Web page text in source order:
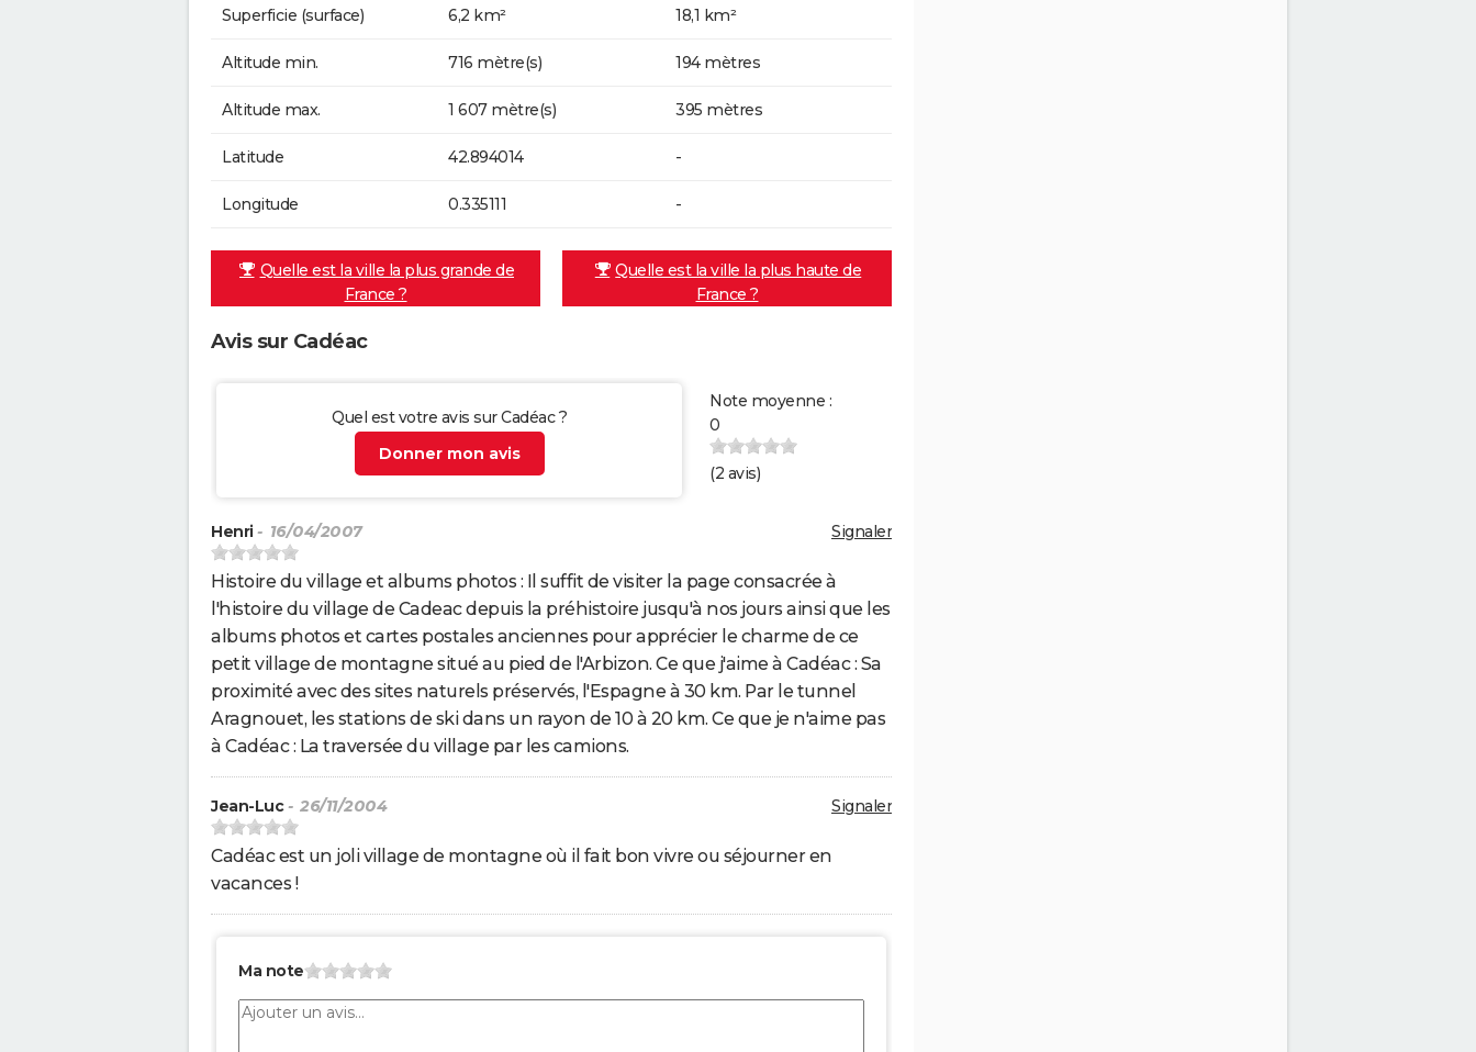
Superficie (surface) 6,2 km² 18,1 km²
Altitude min. 716 mètre(s) 194 mètres
Altitude max. 1 607 mètre(s) 395 mètres
Latitude 42.894014 -
Longitude 0.335111 -
Quelle est la ville la plus grande de
France ?
Quelle est la ville la plus haute de
France ?
Avis sur Cadéac
Quel est votre avis sur Cadéac ?
Donner mon avis
Note moyenne :
0
(2 avis)
Signaler
Henri - 16/04/2007
Histoire du village et albums photos : Il suffit de visiter la page consacrée à
l'histoire du village de Cadeac depuis la préhistoire jusqu'à nos jours ainsi que les
albums photos et cartes postales anciennes pour apprécier le charme de ce
petit village de montagne situé au pied de l'Arbizon. Ce que j'aime à Cadéac : Sa
proximité avec des sites naturels préservés, l'Espagne à 30 km. Par le tunnel
Aragnouet, les stations de ski dans un rayon de 10 à 20 km. Ce que je n'aime pas
à Cadéac : La traversée du village par les camions.
Signaler
Jean-Luc- 26/11/2004
Cadéac est un joli village de montagne où il fait bon vivre ou séjourner en
vacances !
Ma note